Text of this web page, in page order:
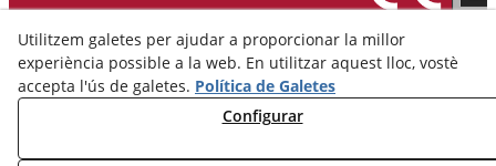
Utilitzem galetes per ajudar a proporcionar la millor
experiència possible a la web. En utilitzar aquest lloc, vostè
accepta l'ús de galetes. Política de Galetes
Configurar